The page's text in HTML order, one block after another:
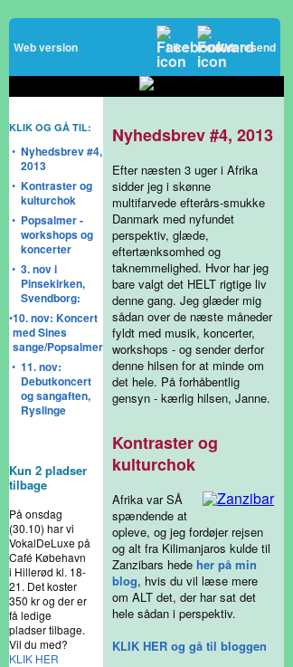
Web version Like Videresend
KLIK OG GÅ TIL:
• Nyhedsbrev #4,
2013
• Kontraster og
kulturchok
• Popsalmer -
workshops og
koncerter
• 3. nov i
Pinsekirken,
Svendborg:
•10. nov: Koncert
med Sines
sange/Popsalmer
• 11. nov:
Debutkoncert
og sangaften,
Ryslinge
Kun 2 pladser
tilbage
På onsdag
(30.10) har vi
VokalDeLuxe på
Café Købehavn
i Hillerød kl. 18-
21. Det koster
350 kr og der er
få ledige
pladser tilbage.
Vil du med?
KLIK HER
Nyhedsbrev #4, 2013
Efter næsten 3 uger i Afrika
sidder jeg i skønne
multifarvede efterårs-smukke
Danmark med nyfundet
perspektiv, glæde,
eftertænksomhed og
taknemmelighed. Hvor har jeg
bare valgt det HELT rigtige liv
denne gang. Jeg glæder mig
sådan over de næste måneder
fyldt med musik, koncerter,
workshops - og sender derfor
denne hilsen for at minde om
det hele. På forhåbentlig
gensyn - kærlig hilsen, Janne.
Kontraster og
kulturchok
Afrika var SÅ
spændende at
opleve, og jeg fordøjer rejsen
og alt fra Kilimanjaros kulde til
Zanzibars hede her på min
blog, hvis du vil læse mere
om ALT det, der har sat det
hele sådan i perspektiv.
KLIK HER og gå til bloggen